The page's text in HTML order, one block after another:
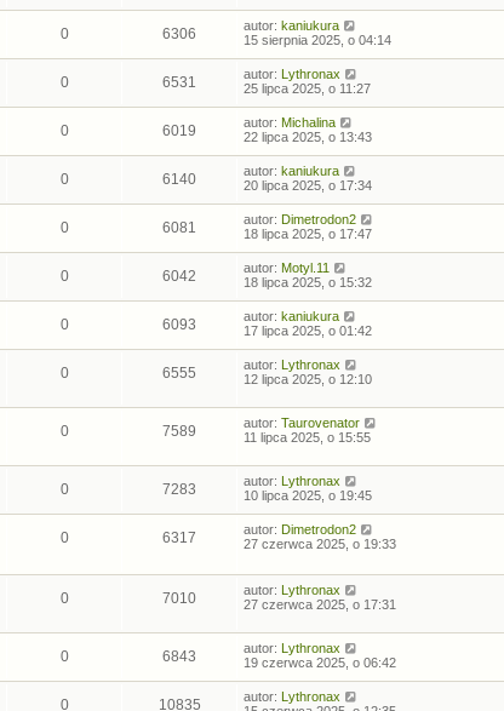
0 6306 autor: kaniukura
15 sierpnia 2025, o 04:14
0 6531 autor: Lythronax
25 lipca 2025, o 11:27
0 6019 autor: Michalina
22 lipca 2025, o 13:43
0 6140 autor: kaniukura
20 lipca 2025, o 17:34
0 6081 autor: Dimetrodon2
18 lipca 2025, o 17:47
0 6042 autor: Motyl.11
18 lipca 2025, o 15:32
0 6093 autor: kaniukura
17 lipca 2025, o 01:42
0 6555 autor: Lythronax
12 lipca 2025, o 12:10
0 7589 autor: Taurovenator
11 lipca 2025, o 15:55
0 7283 autor: Lythronax
10 lipca 2025, o 19:45
0 6317 autor: Dimetrodon2
27 czerwca 2025, o 19:33
0 7010 autor: Lythronax
27 czerwca 2025, o 17:31
0 6843 autor: Lythronax
19 czerwca 2025, o 06:42
0 10835 autor: Lythronax